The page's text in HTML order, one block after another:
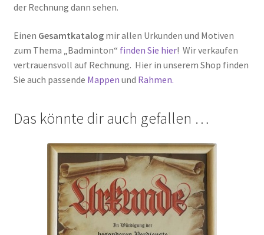
der Rechnung dann sehen.
Einen Gesamtkatalogmir allen Urkunden und Motiven
zum Thema „Badminton“ finden Sie hier! Wir verkaufen
vertrauensvoll auf Rechnung. Hier in unserem Shop finden
Sie auch passende Mappen und Rahmen.
Das könnte dir auch gefallen …